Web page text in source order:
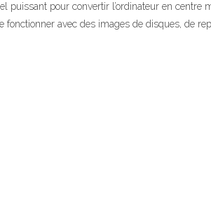
puissant pour convertir l’ordinateur en
avec des images de disques, de